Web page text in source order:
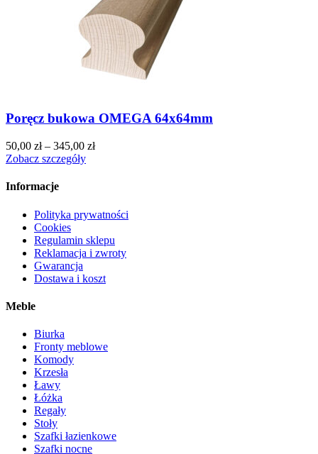
Poręcz bukowa OMEGA 64x64mm
50,00 zł– 345,00 zł
Zobacz szczegóły
Informacje
Polityka prywatności
Cookies
Regulamin sklepu
Reklamacja i zwroty
Gwarancja
Dostawa i koszt
Meble
Biurka
Fronty meblowe
Komody
Krzesła
Ławy
Łóżka
Regały
Stoły
Szafki łazienkowe
Szafki nocne